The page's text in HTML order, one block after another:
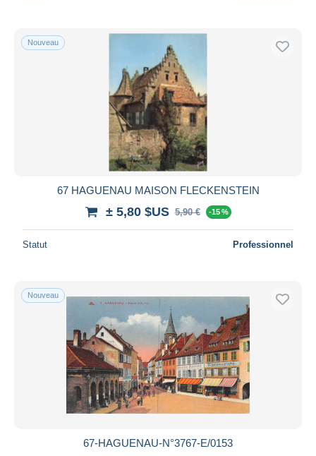
Nouveau
67 HAGUENAU MAISON FLECKENSTEIN
± 5,80 $US 5,90 € -15 %
Statut Professionnel
Nouveau
67-HAGUENAU-N°3767-E/0153